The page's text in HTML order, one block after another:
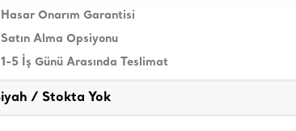
Hasar Onarım Garantisi
Satın Alma Opsiyonu
1-5 İş Günü Arasında Teslimat